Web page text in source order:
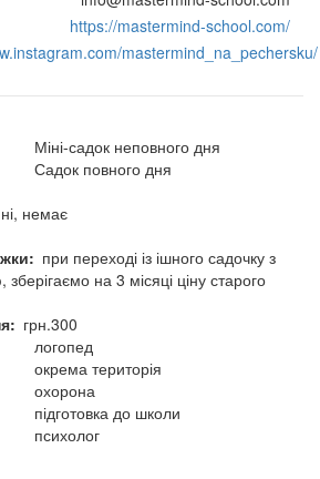
https://mastermind-school.com/
mastermind_na_pechersku/
Міні-садок неповного дня
Садок повного дня
ні, немає
при переході із ішного садочку з
на 3 місяці ціну старого
грн.300
логопед
окрема територія
охорона
підготовка до школи
психолог